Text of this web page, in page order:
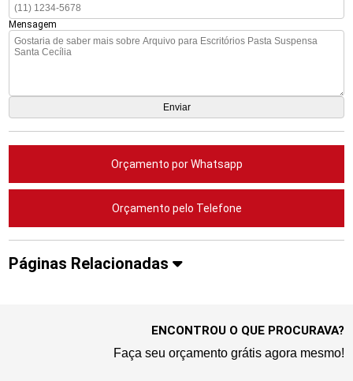
Mensagem
Orçamento por Whatsapp
Orçamento pelo Telefone
Páginas Relacionadas
ENCONTROU O QUE PROCURAVA?
Faça seu orçamento grátis agora mesmo!